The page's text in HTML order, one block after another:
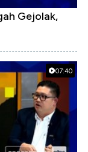
Gejolak,
07:40